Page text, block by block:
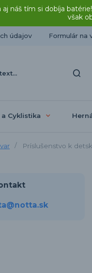
náš tím si dobíja
však
údajov Formulár na
Cyklistika
Príslušenstvo k